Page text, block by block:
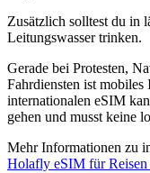
Zusätzlich solltest du in
Leitungswasser trinken.
Gerade bei Protesten,
Fahrdiensten ist
internationalen eSIM
gehen und musst keine
Mehr Informationen zu
Holafly eSIM für